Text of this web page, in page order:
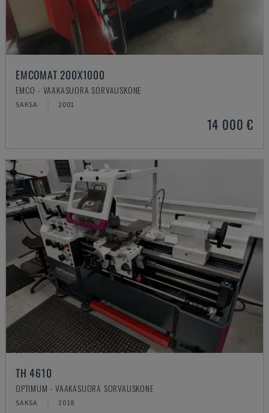
EMCOMAT 200X1000
EMCO - VAAKASUORA SORVAUSKONE
SAKSA 2001
14 000 €
TH 4610
OPTIMUM - VAAKASUORA SORVAUSKONE
SAKSA 2018